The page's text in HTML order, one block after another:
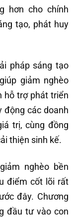
hơn cho chính
tạo, phát huy
pháp sáng tạo
giảm nghèo
hỗ trợ phát triển
động các doanh
trị, cùng đồng
thiện sinh kế.
nghèo bền
điểm cốt lõi rất
đây. Chương
đầu tư vào con